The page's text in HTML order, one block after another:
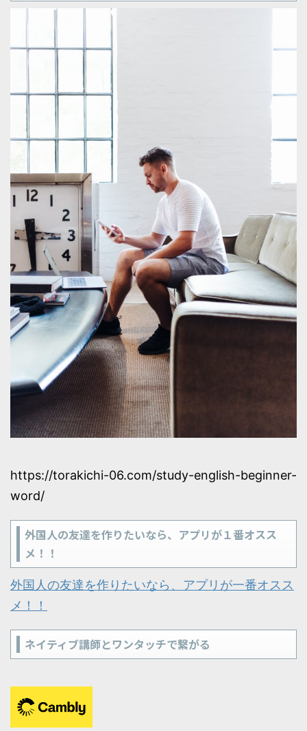
https://torakichi-06.com/study-english-beginner-
word/
外国人の友達を作りたいなら、アプリが１番オスス
メ！！
外国人の友達を作りたいなら、アプリが一番オスス
メ！！
ネイティブ講師とワンタッチで繋がる